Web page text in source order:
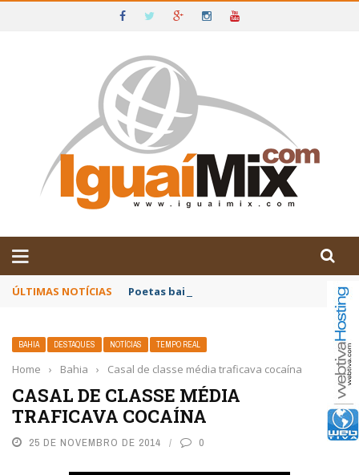
IGUAÍ E SUDOESTE DA BAHIA
ÚLTIMAS NOTÍCIAS Poetas baianos representam o Brasil no
BAHIA DESTAQUES NOTÍCIAS TEMPO REAL
Home › Bahia › Casal de classe média traficava cocaína
CASAL DE CLASSE MÉDIA
TRAFICAVA COCAÍNA
25 DE NOVEMBRO DE 2014 0